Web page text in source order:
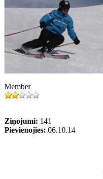
Member
Ziņojumi: 141
Pievienojies: 06.10.14